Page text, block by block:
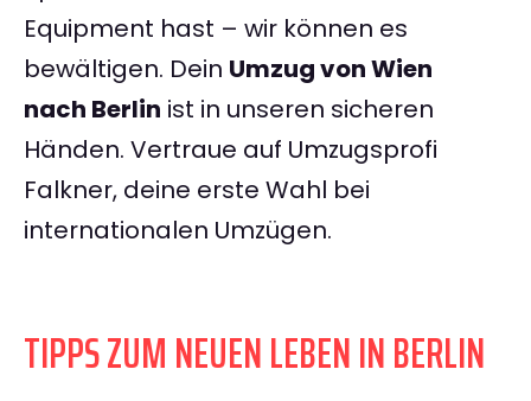
Equipment hast – wir können es
bewältigen. Dein Umzug von Wien
nach Berlin ist in unseren sicheren
Händen. Vertraue auf Umzugsprofi
Falkner, deine erste Wahl bei
internationalen Umzügen.
TIPPS ZUM NEUEN LEBEN IN BERLIN